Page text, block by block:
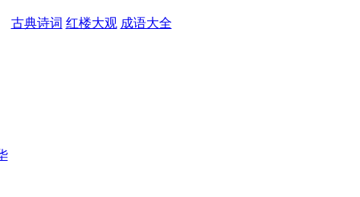
古典诗词 红楼大观 成语大全